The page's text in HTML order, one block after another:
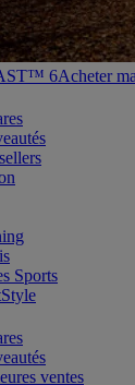
6Acheter
Sports
ventes